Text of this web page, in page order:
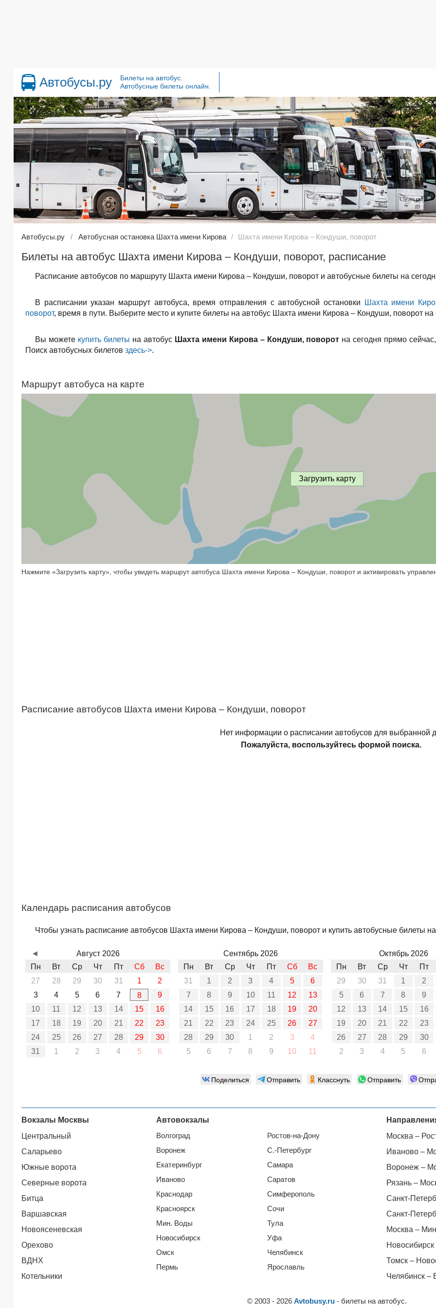
Автобусы.ру
Билеты на автобус.
Автобусные билеты онлайн.
Автобусы.ру Автобусная остановка Шахта имени Кирова Шахта имени Кирова – Кондуши, поворот
Билеты на автобус Шахта имени Кирова – Кондуши, поворот, расписание
Расписание автобусов по маршруту Шахта имени Кирова – Кондуши, поворот и автобусные билеты на
В расписании указан маршрут автобуса, время отправления с автобусной остановки
Шахта имени
поворот, время в пути. Выберите место и купите билеты на автобус Шахта имени Кирова – Кондуши, поворот на
Вы можете купить билеты на автобус Шахта имени Кирова – Кондуши, поворот на сегодня прямо
Поиск автобусных билетов здесь->.
Маршрут автобуса на карте
Загрузить карту
Нажмите «Загрузить карту», чтобы увидеть маршрут автобуса Шахта имени Кирова – Кондуши, поворот и активировать
Расписание автобусов Шахта имени Кирова – Кондуши, поворот
Нет информации о расписании автобусов для выбранной
Пожалуйста, воспользуйтесь формой поиска.
Календарь расписания автобусов
Чтобы узнать расписание автобусов Шахта имени Кирова – Кондуши, поворот и купить автобусные билеты
Август 2026
Пн
Вт Ср Чт Пт Сб
Вс
27
28 29 30 31 1
2
3
4 5 6 7 8
9
10
11 12 13 14 15
16
17
18 19 20 21 22
23
24
25 26 27 28 29
30
31
1 2 3 4 5 6
Сентябрь 2026
Пн
Вт Ср Чт Пт Сб
Вс
31
1 2 3 4 5
6
7
8 9 10 11 12
13
14
15 16 17 18 19
20
21
22 23 24 25 26
27
28
29 30 1 2 3
4
5
6 7 8 9 10 11
Октябрь 2026
Пн
Вт Ср Чт
Пт
29
30 31 1
2
5
6 7 8
9
12
13 14 15
16
19
20 21 22
23
26
27 28 29
30
2
3 4 5 6
◄
Поделиться Отправить Класснуть Отправить
Вокзалы Москвы
Центральный
Саларьево
Южные ворота
Северные ворота
Битца
Варшавская
Новоясеневская
Орехово
ВДНХ
Котельники
Автовокзалы
Волгоград
Воронеж
Екатеринбург
Иваново
Краснодар
Красноярск
Мин. Воды
Новосибирск
Омск
Пермь
Ростов-на-Дону
С.-Петербург
Самара
Саратов
Симферополь
Сочи
Тула
Уфа
Челябинск
Ярославль
Москва –
Иваново –
Воронеж –
Рязань –
Санкт-
Санкт-
Москва –
Томск –
Челябинск –
© 2003 - 2026 Avtobusy.ru - билеты на автобус.